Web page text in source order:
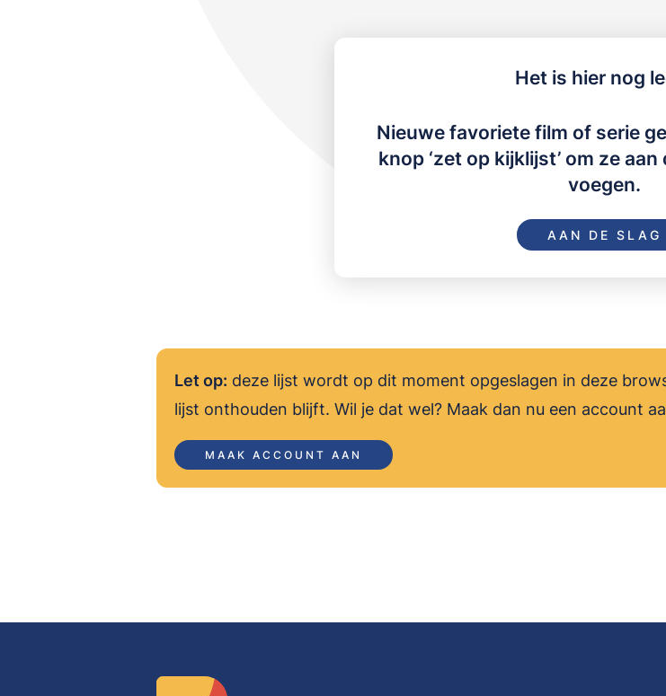
Het is hier nog
Nieuwe favoriete film of serie
knop ‘zet op kijklijst’ om ze
voegen.
AAN DE SLAG
Let op: deze lijst wordt op dit moment opgeslagen in deze
lijst onthouden blijft. Wil je dat wel? Maak dan nu een account
MAAK ACCOUNT AAN